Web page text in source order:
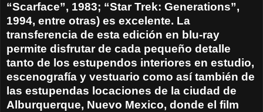
“Scarface”, 1983; “Star Trek: Generations”,
1994, entre otras) es excelente. La
transferencia de esta edición en blu-ray
permite disfrutar de cada pequeño detalle
tanto de los estupendos interiores en estudio,
escenografía y vestuario como así también de
las estupendas locaciones de la ciudad de
Alburquerque, Nuevo Mexico, donde el film